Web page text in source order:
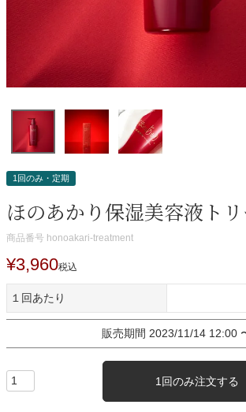
1回のみ・定期
ほのあかり保湿美容液ト
商品番号 honoakari-treatment
¥3,960税込
１回あたり
販売期間 2023/11/14 12:00
1回のみ注文する